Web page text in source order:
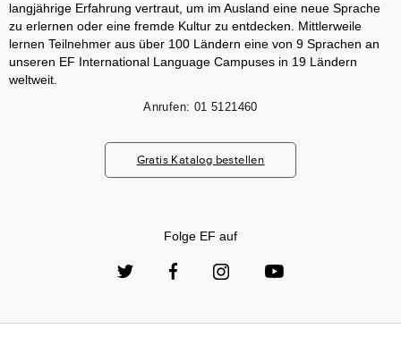
langjährige Erfahrung vertraut, um im Ausland eine neue Sprache
zu erlernen oder eine fremde Kultur zu entdecken. Mittlerweile
lernen Teilnehmer aus über 100 Ländern eine von 9 Sprachen an
unseren EF International Language Campuses in 19 Ländern
weltweit.
Anrufen: 01 5121460
Gratis Katalog bestellen
Folge EF auf